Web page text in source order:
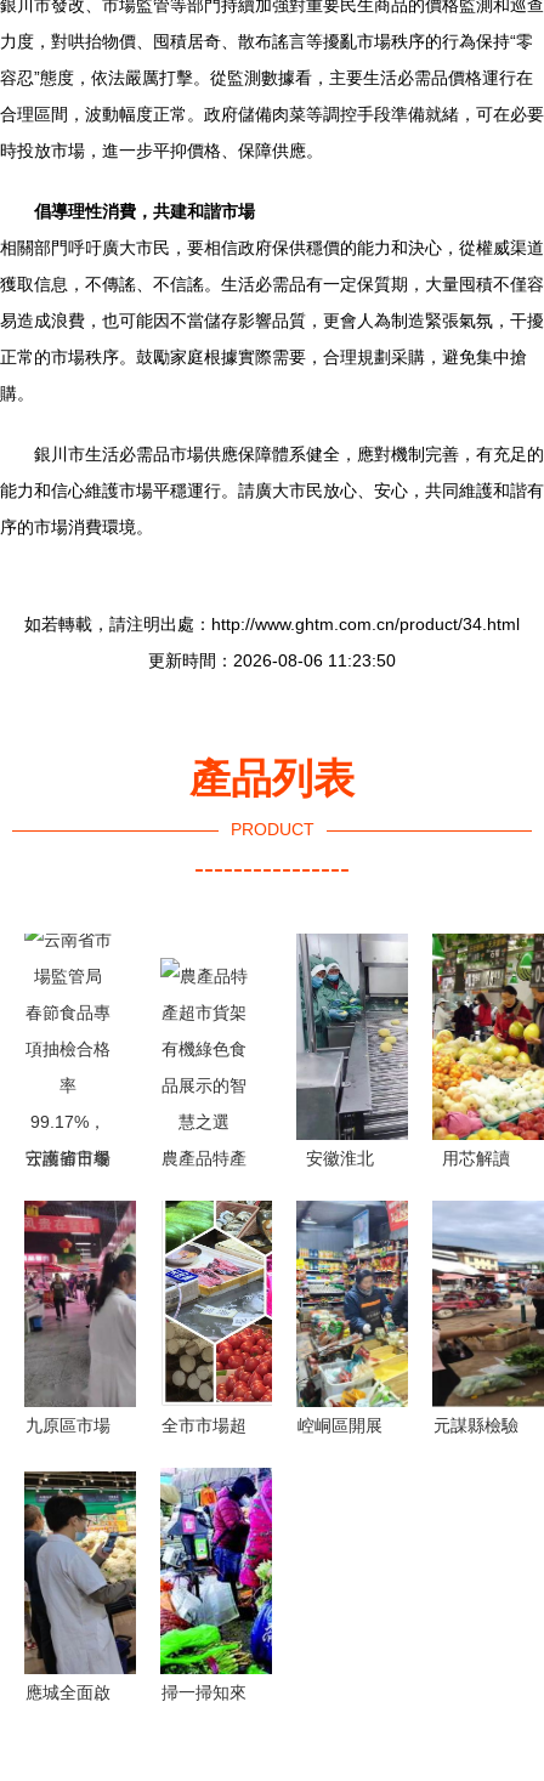
銀川市發改、市場監管等部門持續加強對重要民生商品的價格監測和巡查
力度，對哄抬物價、囤積居奇、散布謠言等擾亂市場秩序的行為保持“零
容忍”態度，依法嚴厲打擊。從監測數據看，主要生活必需品價格運行在
合理區間，波動幅度正常。政府儲備肉菜等調控手段準備就緒，可在必要
時投放市場，進一步平抑價格、保障供應。
倡導理性消費，共建和諧市場
相關部門呼吁廣大市民，要相信政府保供穩價的能力和決心，從權威渠道
獲取信息，不傳謠、不信謠。生活必需品有一定保質期，大量囤積不僅容
易造成浪費，也可能因不當儲存影響品質，更會人為制造緊張氣氛，干擾
正常的市場秩序。鼓勵家庭根據實際需要，合理規劃采購，避免集中搶
購。
銀川市生活必需品市場供應保障體系健全，應對機制完善，有充足的
能力和信心維護市場平穩運行。請廣大市民放心、安心，共同維護和諧有
序的市場消費環境。
如若轉載，請注明出處：http://www.ghtm.com.cn/product/34.html
更新時間：2026-08-06 11:23:50
產品列表
PRODUCT
----------------
云南省市場
節食品專項
抽檢合格率
99.17%，
守護節日餐
桌安全
農產品特產
有機綠色食
品展示的智
慧之選
安徽淮北
工產業鏈，
出口罐頭生
產忙，激活
食用農產品
批發新動能
用芯解讀
產品批發市
場為何無可
替代
九原區市場
強化”扎實
推進食用農
產品集中交
易市場食品
安全規范管
理提升行動
全市市場超
檢，筑牢食
用農產品安
全防火墻
崆峒區開展
元謀縣檢驗
應城全面啟
掃一掃知來